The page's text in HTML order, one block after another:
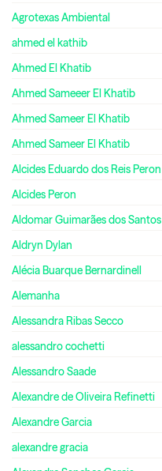
Agrotexas Ambiental
ahmed el kathib
Ahmed El Khatib
Ahmed Sameeer El Khatib
Ahmed Sameer El Khatib
Ahmed Sameer El Khatib
Alcides Eduardo dos Reis Peron
Alcides Peron
Aldomar Guimarães dos Santos
Aldryn Dylan
Alécia Buarque Bernardinell
Alemanha
Alessandra Ribas Secco
alessandro cochetti
Alessandro Saade
Alexandre de Oliveira Refinetti
Alexandre Garcia
alexandre gracia